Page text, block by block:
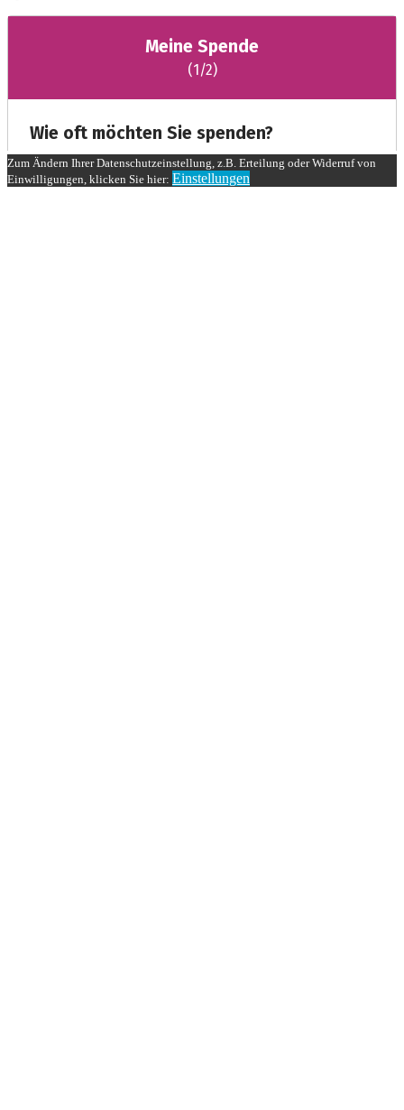
Zum Ändern Ihrer Datenschutzeinstellung, z.B. Erteilung oder Widerruf von
Einwilligungen, klicken Sie hier: Einstellungen